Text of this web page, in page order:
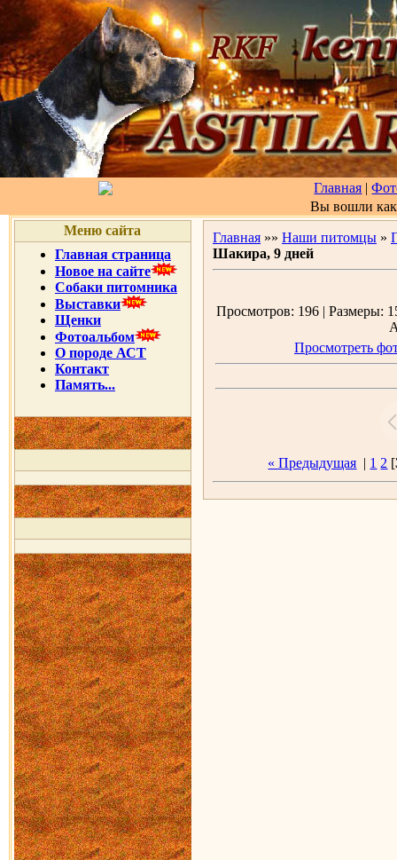
Главная |
Вы вошли
Меню сайта
Главная страница
Новое на сайте
Собаки питомника
Выставки
Щенки
Фотоальбом
О породе АСТ
Контакт
Память...
Главная »» Наши питомцы »
Шакира, 9 дней
Просмотров: 196 | Размеры:
Просмотреть
« Предыдущая | 1 2 [